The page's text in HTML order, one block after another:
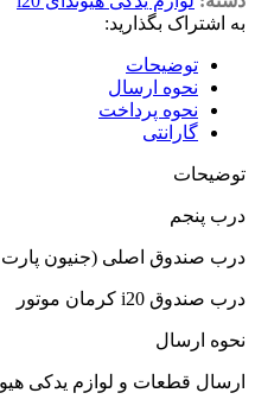
به اشتراک بگذارید:
توضیحات
نحوه ارسال
نحوه پرداخت
گارانتی
توضیحات
درب پنجم
درب صندوق اصلی (جنیون
درب صندوق i20 کرمان موتور
نحوه ارسال
ارسال قطعات و لوازم یدکی